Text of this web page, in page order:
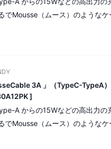
でMousse（ムース）のような
3A 」（TypeC-TypeA
]
A からの15Wなどの高出力の
でMousse（ムース）のような